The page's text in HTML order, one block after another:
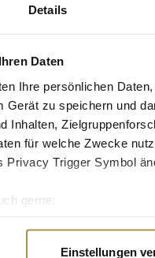
Details
Daten
Ihre persönlichen
zu speichern und
Inhalten,
für welche Zwecke
Trigger Symbol
gerne:
Einstellungen